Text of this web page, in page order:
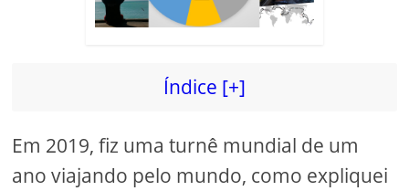
Índice [+]
Em 2019, fiz uma turnê mundial de um
ano viajando pelo mundo, como expliquei